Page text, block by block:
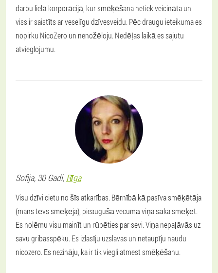
darbu lielā korporācijā, kur smēķēšana netiek veicināta un
viss ir saistīts ar veselīgu dzīvesveidu. Pēc draugu ieteikuma es
nopirku NicoZero un nenožēloju. Nedēļas laikā es sajutu
atvieglojumu.
Sofija, 30 Gadi, Rīga
Visu dzīvi cietu no šīs atkarības. Bērnībā kā pasīva smēķētāja
(mans tēvs smēķēja), pieaugušā vecumā viņa sāka smēķēt.
Es nolēmu visu mainīt un rūpēties par sevi. Viņa nepaļāvās uz
savu gribasspēku. Es izlasīju uzslavas un netaupīju naudu
nicozero. Es nezināju, ka ir tik viegli atmest smēķēšanu.